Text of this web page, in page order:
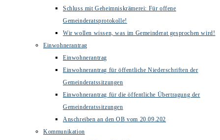
Schluss mit Geheimniskrämerei: Für offene
Gemeinderatsprotokolle!
Wir wollen wissen, was im Gemeinderat gesprochen wird!
Einwohnerantrag
Einwohnerantrag
Einwohnerantrag für öffentliche Niederschriften der
Gemeinderatssitzungen
Einwohnerantrag für die öffentliche Übertragung der
Gemeinderatssitzungen
Anschreiben an den OB vom 20.09.202
Kommunikation